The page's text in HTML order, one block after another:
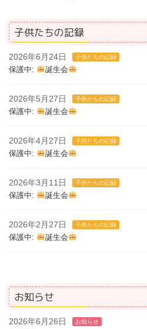
子供たちの記録
2026年6月24日 子供たちの記録
保護中: 誕生会
2026年5月27日 子供たちの記録
保護中: 誕生会
2026年4月27日 子供たちの記録
保護中: 誕生会
2026年3月11日 子供たちの記録
保護中: 誕生会
2026年2月27日 子供たちの記録
保護中: 誕生会
お知らせ
2026年6月26日 お知らせ